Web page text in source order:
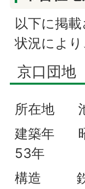
以下に掲
状況によ
京口団地
所在地
建築年 昭
53年
構造 鉄